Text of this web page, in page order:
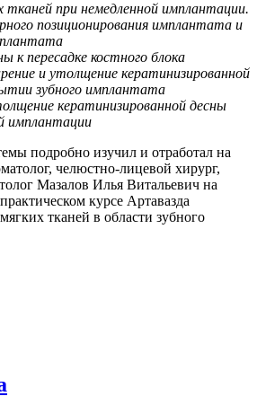
тканей при немедленной имплантации.
позиционирования имплантата и
к пересадке костного блока
и утолщение кератинизированной
зубного имплантата
кератинизированной десны
имплантации
подробно изучил и отработал на
челюстно-лицевой хирург,
Мазалов Илья Витальевич на
курсе Артавазда
тканей в области зубного